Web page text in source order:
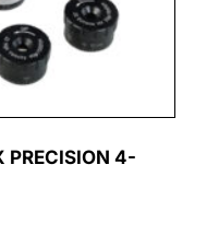
PRECISION 4-